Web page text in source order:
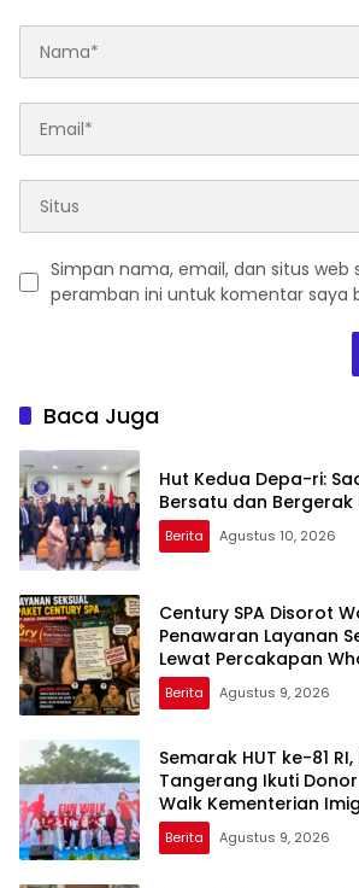
Simpan nama, email, dan situs web
peramban ini untuk komentar saya
Baca Juga
Hut Kedua Depa-ri:
Bersatu dan Bergerak
Berita Agustus 10, 2026
Century SPA Disorot
Penawaran Layanan
Lewat Percakapan
Berita Agustus 9, 2026
Semarak HUT ke-81
Tangerang Ikuti
Walk Kementerian
Pemasyarakatan
Berita Agustus 9, 2026